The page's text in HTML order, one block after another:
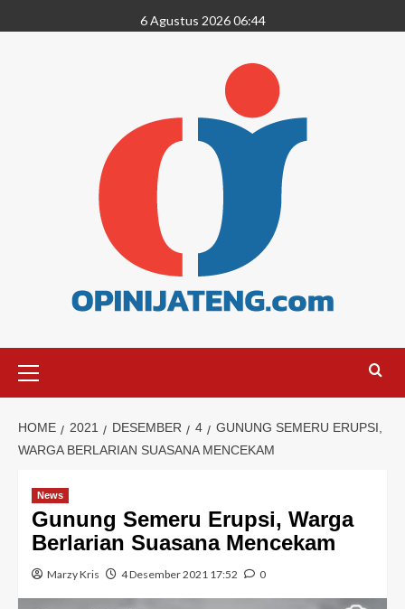
6 Agustus 2026 06:44
HOME 2021 DESEMBER 4
GUNUNG SEMERU ERUPSI,
WARGA BERLARIAN SUASANA MENCEKAM
News
Gunung Semeru Erupsi, Warga
Berlarian Suasana Mencekam
Marzy Kris 4 Desember 2021 17:52 0